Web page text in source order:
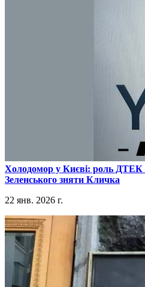
​Холодомор у Києві: роль
Зеленського зняти Кличка
22 янв. 2026 г.